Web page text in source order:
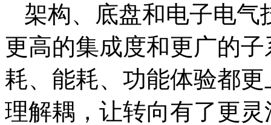
架构、底盘和电子电气
更高的集成度和更广的
耗、能耗、功能体验都
理解耦，让转向有了更